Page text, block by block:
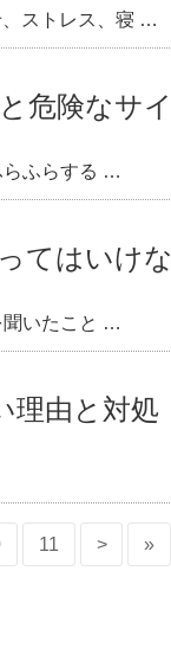
、ストレス、寝 …
危険なサイ
らふらする …
てはいけな
聞いたこと …
理由と対処
11 > »